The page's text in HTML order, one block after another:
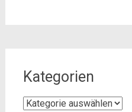
Kategorien
Kategorien